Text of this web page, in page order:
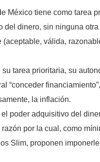
tiene como tarea
dinero, sin ninguna
válida,
tarea prioritaria, su
la inflación.
poder adquisitivo del
por la cual, como
Slim, proponen